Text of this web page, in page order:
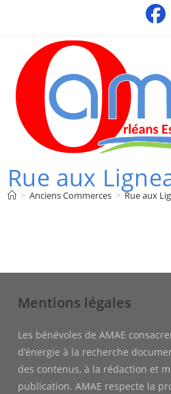
Rue aux
> Anciens Commerces > Rue aux
Mentions légales
Les bénévoles de AMAE
d’énergie à la recherche
des contenus, à la rédaction et
publication. AMAE respecte la